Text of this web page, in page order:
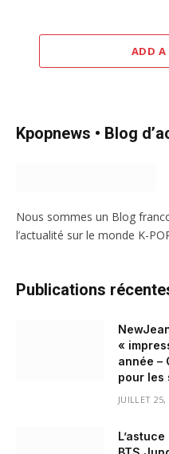
ADD A
Kpopnews • Blog
Nous sommes un Blog
l’actualité sur le monde K-
Publications
«
année –
pour les
JUILLET 25,